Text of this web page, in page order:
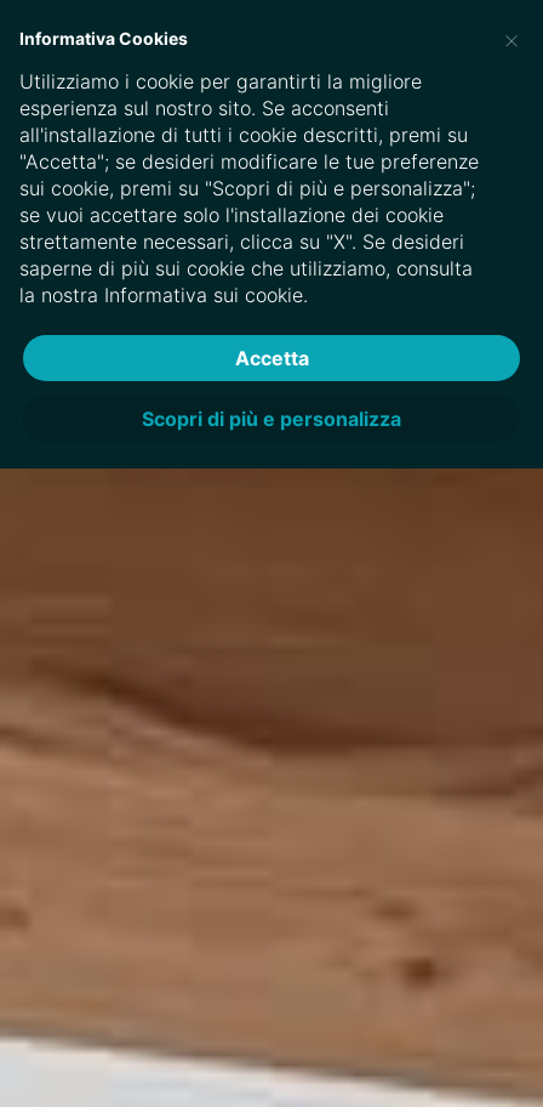
MULTIWEB
×
Informativa Cookies
Utilizziamo i cookie per garantirti la migliore
esperienza sul nostro sito. Se acconsenti
all'installazione di tutti i cookie descritti, premi su
"Accetta"; se desideri modificare le tue preferenze
sui cookie, premi su "Scopri di più e personalizza";
se vuoi accettare solo l'installazione dei cookie
strettamente necessari, clicca su "X". Se desideri
saperne di più sui cookie che utilizziamo, consulta
la nostra Informativa sui cookie.
Scopri di più e personalizza
Accetta